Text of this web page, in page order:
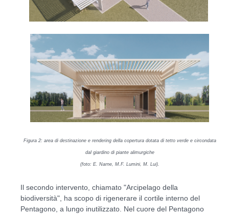
Figura 2: area di destinazione e rendering della copertura dotata di tetto verde e circondata
dal giardino di piante alimurgiche
(foto: E. Narne, M.F. Lumini, M. Lui).
Il secondo intervento, chiamato "Arcipelago della
biodiversità", ha scopo di rigenerare il cortile interno del
Pentagono, a lungo inutilizzato. Nel cuore del Pentagono